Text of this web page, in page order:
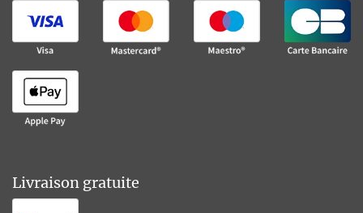
Livraison gratuite